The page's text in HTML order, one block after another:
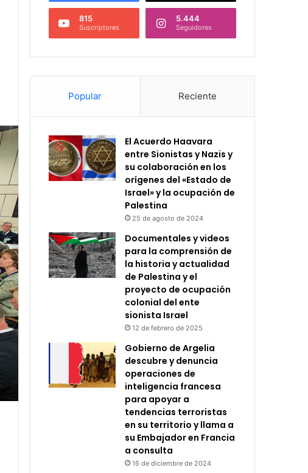
815
Suscriptores
5.444
Seguidores
Popular Reciente
El Acuerdo Haavara
entre Sionistas y Nazis y
su colaboración en los
orígenes del «Estado de
Israel» y la ocupación de
Palestina
25 de agosto de 2024
Documentales y videos
para la comprensión de
la historia y actualidad
de Palestina y el
proyecto de ocupación
colonial del ente
sionista Israel
12 de febrero de 2025
Gobierno de Argelia
descubre y denuncia
operaciones de
inteligencia francesa
para apoyar a
tendencias terroristas
en su territorio y llama a
su Embajador en Francia
a consulta
16 de diciembre de 2024